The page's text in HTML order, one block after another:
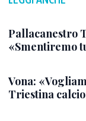
Pallacanestro
«Smentiremo
Vona:
Triestina